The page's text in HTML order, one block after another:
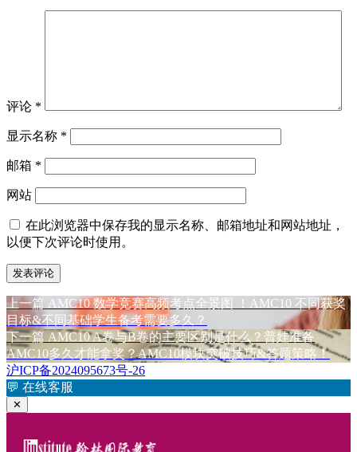
评论 *
显示名称 *
邮箱 *
网站
在此浏览器中保存我的显示名称、邮箱地址和网站地址，
以便下次评论时使用。
文
章
导
航
上一篇 上
篇
文
章：
AMC10 数学竞赛高频考点全景图 ！AMC10 不同获奖
目标&不同基础学生备考需要多久？
下一篇 下
篇
文
章：
AMC10 A卷与B卷的主要区别是什么？普娃准备
AMC10多久才能拿奖？AMC10模块突破技巧&答题策略！
沪ICP备2024095673号-26
💬 在线客服
✕